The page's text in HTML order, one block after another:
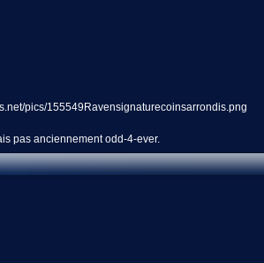
pas anciennement odd-4-ever.